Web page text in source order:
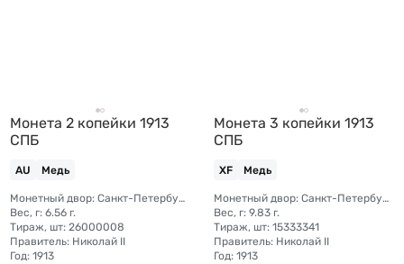
Монета 2 копейки 1913
СПБ
AU Медь
Монетный двор: Санкт-Петербургский монетный двор
Вес, г: 6.56 г.
Тираж, шт: 26000008
Правитель: Николай II
Год: 1913
Монета 3 копейки 1913
СПБ
XF Медь
Монетный двор: Санкт-Петербургский монетный двор
Вес, г: 9.83 г.
Тираж, шт: 15333341
Правитель: Николай II
Год: 1913